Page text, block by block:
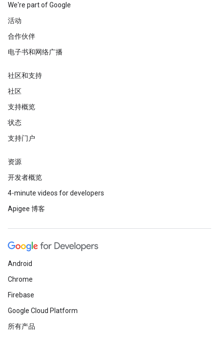
We're part of Google
活动
合作伙伴
电子书和网络广播
社区和支持
社区
支持概览
状态
支持门户
资源
开发者概览
4-minute videos for developers
Apigee 博客
Android
Chrome
Firebase
Google Cloud Platform
所有产品